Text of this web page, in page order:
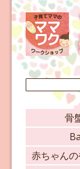
検
索:
骨
赤ちゃん